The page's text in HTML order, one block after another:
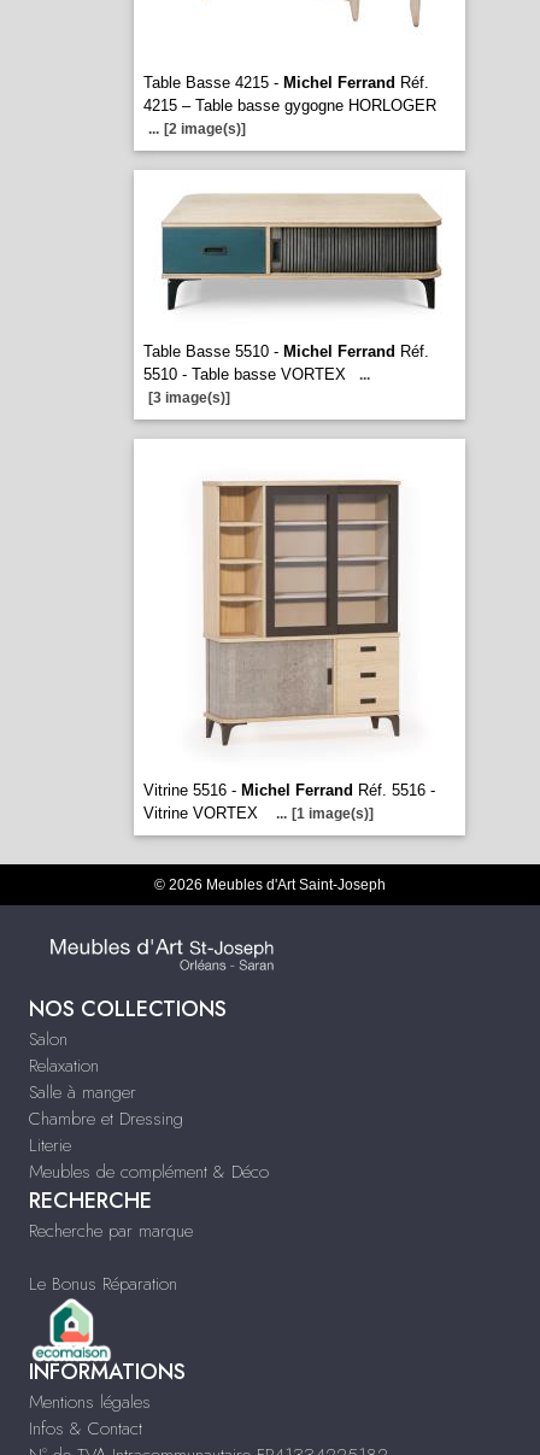
Table Basse 4215 - Michel Ferrand Réf.
4215 – Table basse gygogne HORLOGER
... [2 image(s)]
Table Basse 5510 - Michel Ferrand Réf.
5510 - Table basse VORTEX
...
[3 image(s)]
Vitrine 5516 - Michel Ferrand Réf. 5516 -
Vitrine VORTEX
... [1 image(s)]
© 2026 Meubles d'Art Saint-Joseph
NOS COLLECTIONS
Salon
Relaxation
Salle à manger
Chambre et Dressing
Literie
Meubles de complément & Déco
RECHERCHE
Recherche par marque
Le Bonus Réparation
INFORMATIONS
Mentions légales
Infos & Contact